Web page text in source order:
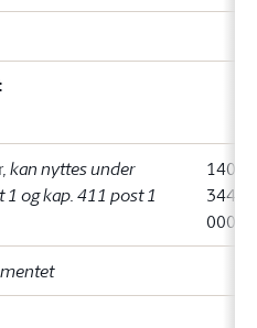
, kan nyttes under
1 og kap. 411 post 1
140
344
000